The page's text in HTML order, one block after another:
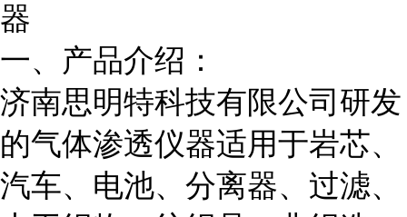
器
一、产品介绍：
济南思明特科技有限公司研发
的气体渗透仪器适用于岩芯、
汽车、电池、分离器、过滤、